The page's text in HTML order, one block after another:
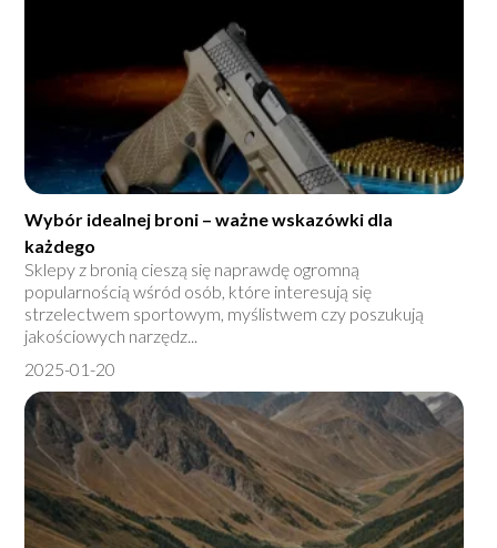
Wybór idealnej broni – ważne wskazówki dla
każdego
Sklepy z bronią cieszą się naprawdę ogromną
popularnością wśród osób, które interesują się
strzelectwem sportowym, myślistwem czy poszukują
jakościowych narzędz...
2025-01-20